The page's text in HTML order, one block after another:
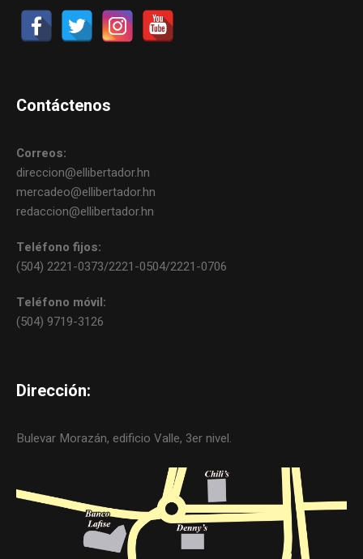
Contáctenos
Correos:
direccion@ellibertador.hn
mercadeo@ellibertador.hn
redaccion@ellibertador.hn
Teléfono fijos:
(504) 2221-0373/2221-0504/2221-0706
Teléfono móvil:
(504) 9719-3126
Dirección:
Bulevar Morazán, edificio Valle, 3er nivel.